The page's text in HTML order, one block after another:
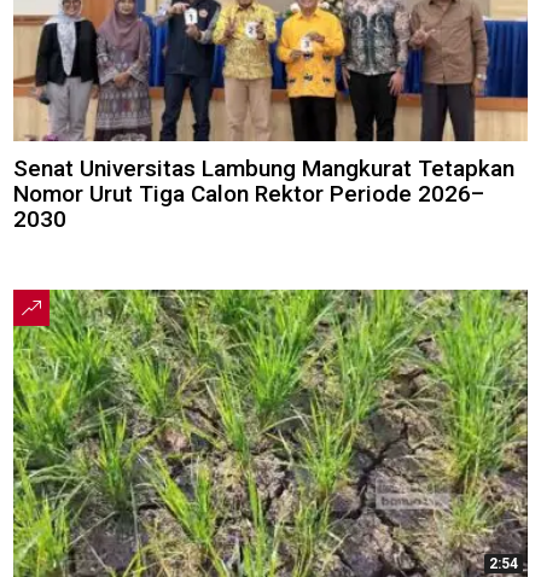
Senat Universitas Lambung Mangkurat Tetapkan
Nomor Urut Tiga Calon Rektor Periode 2026–
2030
2:54